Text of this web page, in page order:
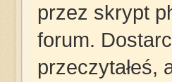
przez skrypt
forum.
przeczytałeś,